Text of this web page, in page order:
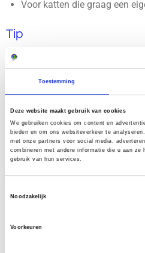
Toestemming
Deze website maakt gebruik van cookies
We gebruiken cookies om content en
bieden en om ons websiteverkeer te
met onze partners voor social media,
combineren met andere informatie die u aan
gebruik van hun services.
Noodzakelijk
Voorkeuren
Voor katten die graag een
Tip
Twijfel je tussen 30L en 60L?
kat echt ruim ligt
← Terug naar alle
Kattenhuis (30/60L)
30L
Tip: wil je snel vergelijken? Klik